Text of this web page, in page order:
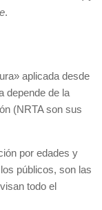
.
aplicada desde
depende de la
(NRTA son sus
por edades y
públicos, son las
todo el